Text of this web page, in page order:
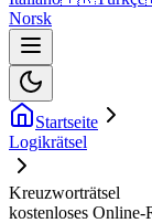
Norsk
Startseite
Logikrätsel
Kreuzworträtsel
kostenloses Online-